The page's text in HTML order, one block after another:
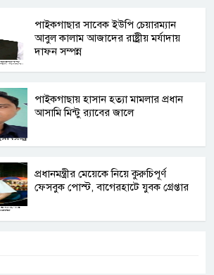
পাইকগাছার সাবেক ইউপি চেয়ারম্যান
আবুল কালাম আজাদের রাষ্ট্রীয় মর্যাদায়
দাফন সম্পন্ন
পাইকগাছায় হাসান হত্যা মামলার প্রধান
আসামি মিন্টু র‍্যাবের জালে
প্রধানমন্ত্রীর মেয়েকে নিয়ে কুরুচিপূর্ণ
ফেসবুক পোস্ট, বাগেরহাটে যুবক গ্রেপ্তার